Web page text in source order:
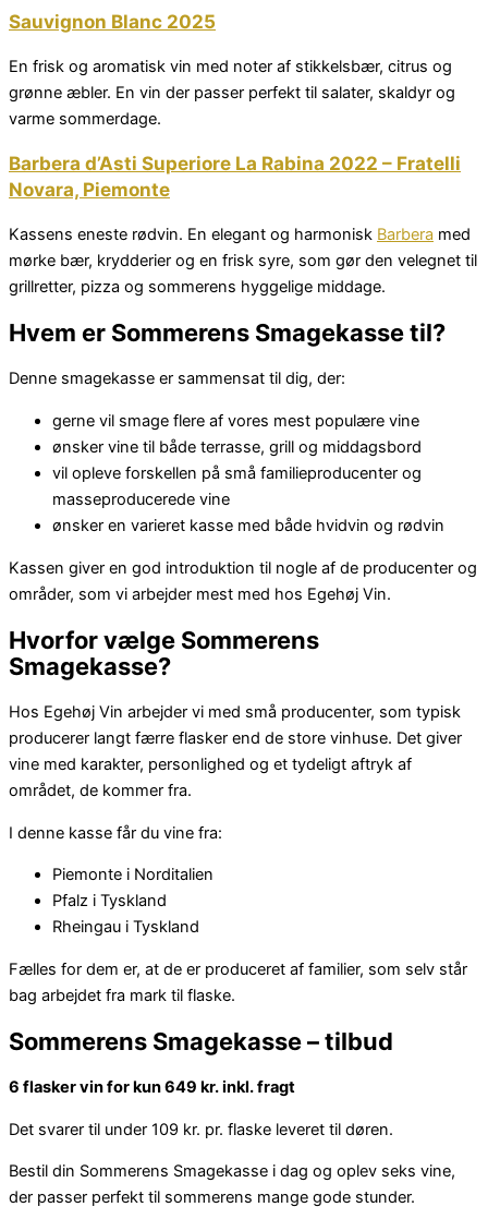
Sauvignon Blanc 2025
En frisk og aromatisk vin med noter af stikkelsbær, citrus og
grønne æbler. En vin der passer perfekt til salater, skaldyr og
varme sommerdage.
Barbera d’Asti Superiore La Rabina 2022 – Fratelli
Novara, Piemonte
Kassens eneste rødvin. En elegant og harmonisk Barbera med
mørke bær, krydderier og en frisk syre, som gør den velegnet til
grillretter, pizza og sommerens hyggelige middage.
Hvem er Sommerens Smagekasse til?
Denne smagekasse er sammensat til dig, der:
gerne vil smage flere af vores mest populære vine
ønsker vine til både terrasse, grill og middagsbord
vil opleve forskellen på små familieproducenter og
masseproducerede vine
ønsker en varieret kasse med både hvidvin og rødvin
Kassen giver en god introduktion til nogle af de producenter og
områder, som vi arbejder mest med hos Egehøj Vin.
Hvorfor vælge Sommerens
Smagekasse?
Hos Egehøj Vin arbejder vi med små producenter, som typisk
producerer langt færre flasker end de store vinhuse. Det giver
vine med karakter, personlighed og et tydeligt aftryk af
området, de kommer fra.
I denne kasse får du vine fra:
Piemonte i Norditalien
Pfalz i Tyskland
Rheingau i Tyskland
Fælles for dem er, at de er produceret af familier, som selv står
bag arbejdet fra mark til flaske.
Sommerens Smagekasse – tilbud
6 flasker vin for kun 649 kr. inkl. fragt
Det svarer til under 109 kr. pr. flaske leveret til døren.
Bestil din Sommerens Smagekasse i dag og oplev seks vine,
der passer perfekt til sommerens mange gode stunder.